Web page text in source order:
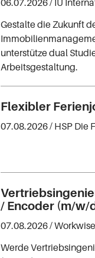
Gestalte die Zukunft
unterstütze dual
Arbeitsgestaltung.
Flexibler
07.08.2026 / HSP Die
/ Encoder (m/w/
07.08.2026 /
Werde